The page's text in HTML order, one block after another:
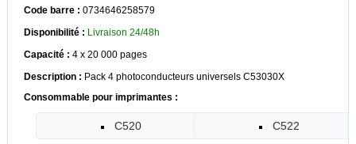
Code barre : 0734646258579
Disponibilité : Livraison 24/48h
Capacité : 4 x 20 000 pages
Description : Pack 4 photoconducteurs universels C53030X
Consommable pour imprimantes :
C520 C522